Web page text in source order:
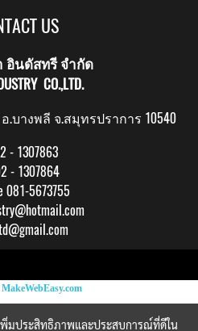
US
อินดัสทรี จำกัด
CO.,LTD.
บางพลี จ.สมุทรปราการ 10540
- 1307863
- 1307864
081-5673755
MakeWebEasy.com
พิ่มประสิทธิภาพและประสบการณ์ที่ดีใน